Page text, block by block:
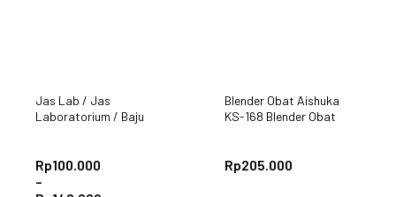
Jas Lab / Jas
Laboratorium / Baju
Rp100.000
–
Blender Obat Aishuka
KS-168 Blender Obat
Rp205.000